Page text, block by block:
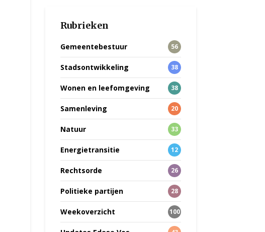
Rubrieken
Gemeentebestuur 56
Stadsontwikkeling 38
Wonen en leefomgeving 38
Samenleving 20
Natuur 33
Energietransitie 12
Rechtsorde 26
Politieke partijen 28
Weekoverzicht 100